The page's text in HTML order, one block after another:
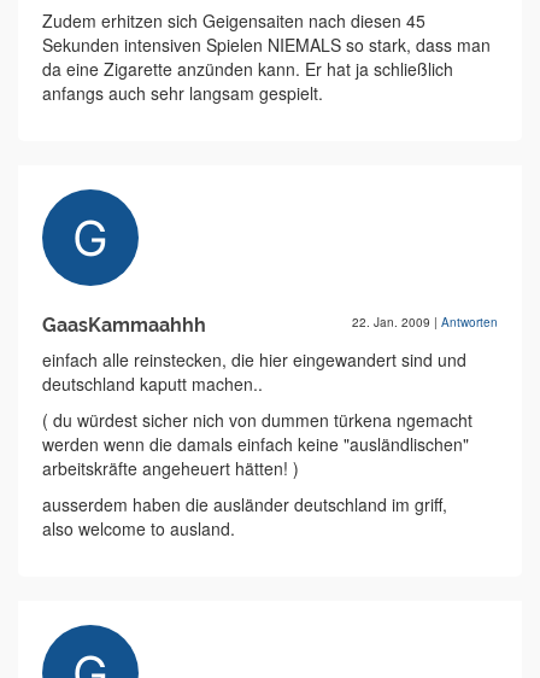
Zudem erhitzen sich Geigensaiten nach diesen 45
Sekunden intensiven Spielen NIEMALS so stark, dass man
da eine Zigarette anzünden kann. Er hat ja schließlich
anfangs auch sehr langsam gespielt.
GaasKammaahhh 22. Jan. 2009 | Antworten
einfach alle reinstecken, die hier eingewandert sind und
deutschland kaputt machen..
( du würdest sicher nich von dummen türkena ngemacht
werden wenn die damals einfach keine "ausländlischen"
arbeitskräfte angeheuert hätten! )
ausserdem haben die ausländer deutschland im griff,
also welcome to ausland.